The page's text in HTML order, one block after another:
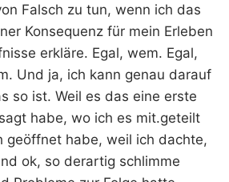
Falsch zu tun, wenn ich das
Konsequenz für mein Erleben
erkläre. Egal, wem. Egal,
Und ja, ich kann genau darauf
so ist. Weil es das eine erste
habe, wo ich es mit.geteilt
geöffnet habe, weil ich dachte,
ok, so derartig schlimme